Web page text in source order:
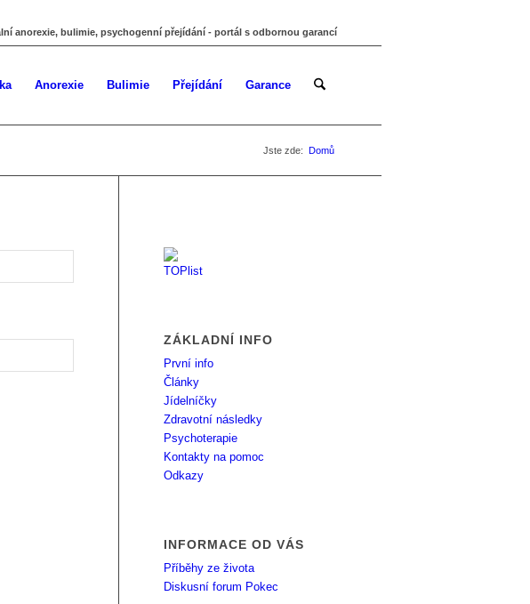
anorexie, bulimie, psychogenní přejídání - portál s odbornou garancí
Anorexie Bulimie Přejídání Garance
Jste zde: Domů
ZÁKLADNÍ INFO
První info
Články
Jídelníčky
Zdravotní následky
Psychoterapie
Kontakty na pomoc
Odkazy
INFORMACE OD VÁS
Příběhy ze života
Diskusní forum Pokec